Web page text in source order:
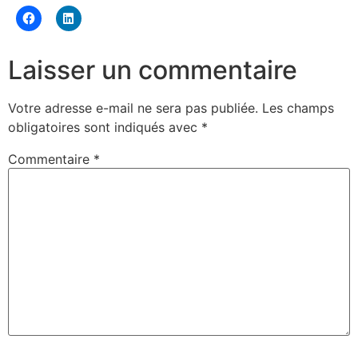
Cliquez
pour
Facebook(ouvre
dans
une
Cliquez
pour
dans
une
Laisser un commentaire
Votre adresse e-mail ne sera pas publiée. Les champs
obligatoires sont indiqués avec *
Commentaire *